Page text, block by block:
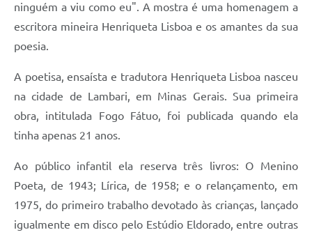
ninguém a viu como eu". A mostra é uma homenagem a
escritora mineira Henriqueta Lisboa e os amantes da sua
poesia.
A poetisa, ensaísta e tradutora Henriqueta Lisboa nasceu
na cidade de Lambari, em Minas Gerais. Sua primeira
obra, intitulada Fogo Fátuo, foi publicada quando ela
tinha apenas 21 anos.
Ao público infantil ela reserva três livros: O Menino
Poeta, de 1943; Lírica, de 1958; e o relançamento, em
1975, do primeiro trabalho devotado às crianças, lançado
igualmente em disco pelo Estúdio Eldorado, entre outras